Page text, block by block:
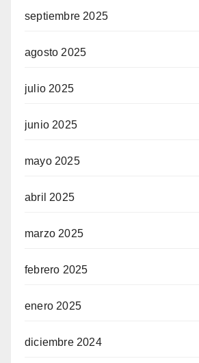
septiembre 2025
agosto 2025
julio 2025
junio 2025
mayo 2025
abril 2025
marzo 2025
febrero 2025
enero 2025
diciembre 2024